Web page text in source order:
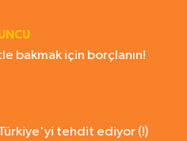
bakmak için borçlanın!
Türkiye'yi tehdit ediyor (!)